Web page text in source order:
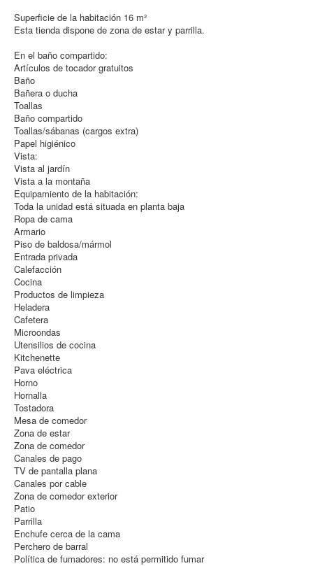
Superficie de la habitación 16 m²
Esta tienda dispone de zona de estar y parrilla.
En el baño compartido:
Artículos de tocador gratuitos
Baño
Bañera o ducha
Toallas
Baño compartido
Toallas/sábanas (cargos extra)
Papel higiénico
Vista:
Vista al jardín
Vista a la montaña
Equipamiento de la habitación: ​
Toda la unidad está situada en planta baja
Ropa de cama
Armario
Piso de baldosa/mármol
Entrada privada
Calefacción
Cocina
Productos de limpieza
Heladera
Cafetera
Microondas
Utensilios de cocina
Kitchenette
Pava eléctrica
Horno
Hornalla
Tostadora
Mesa de comedor
Zona de estar
Zona de comedor
Canales de pago
TV de pantalla plana
Canales por cable
Zona de comedor exterior
Patio
Parrilla
Enchufe cerca de la cama
Perchero de barral
Política de fumadores: ​no está permitido fumar